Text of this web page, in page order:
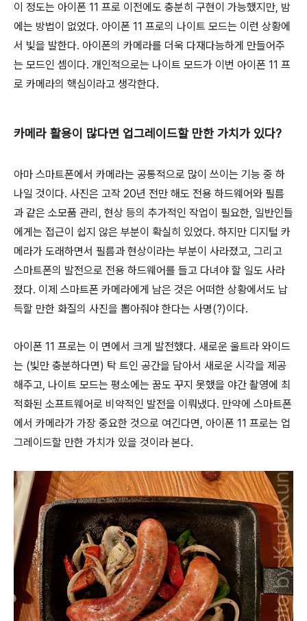
이 정도는 아이폰 11 프로 이전에도 충분히 구현이 가능했지만, 밤
에는 방법이 없었다. 아이폰 11 프로의 나이트 모드는 이런 상황에
서 빛을 발한다. 아이폰의 카메라를 더욱 다재다능하게 만들어주
는 모드인 셈이다. 개인적으로는 나이트 모드가 이번 아이폰 11 프
로 카메라의 핵심이라고 생각한다.
카메라 활용이 많다면 업그레이드할 만한 가치가 있다?
아마 스마트폰에서 카메라는 공통적으로 많이 쓰이는 기능 중 하
나일 것이다. 사진은 고작 20년 전만 해도 전용 하드웨어와 필름
과 같은 소모품 관리, 현상 등의 추가적인 작업이 필요한, 일반인들
에게는 접근이 쉽지 않은 부분이 확실히 있었다. 하지만 디지털 카
메라가 도래하면서 필름과 현상이라는 부분이 사라졌고, 그리고
스마트폰의 발전으로 전용 하드웨어를 들고 다녀야 할 일도 사라
졌다. 이제 스마트폰 카메라에게 남은 것은 어떠한 상황에서도 납
득할 만한 화질의 사진을 뽑아줘야 한다는 사명(?)이다.
아이폰 11 프로는 이 면에서 크게 발전했다. 새로운 울트라 와이드
는 (빛만 충분하다면) 탁 트인 공간을 담아서 새로운 시각을 제공
해주고, 나이트 모드는 평소에는 꿈도 꾸지 못했을 야간 촬영에 최
적화된 소프트웨어로 비약적인 발전을 이뤄냈다. 만약에 스마트폰
에서 카메라가 가장 중요한 것으로 여긴다면, 아이폰 11 프로는 업
그레이드할 만한 가치가 있을 것이라 본다.